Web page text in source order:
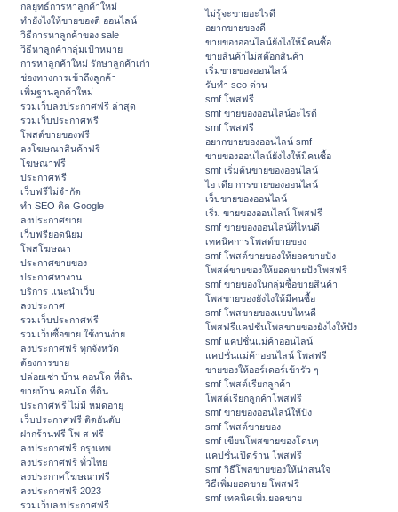
กลยุทธ์การหาลูกค้าใหม่
ทํายังไงให้ขายของดี ออนไลน์
วิธีการหาลูกค้าของ sale
วิธีหาลูกค้ากลุ่มเป้าหมาย
การหาลูกค้าใหม่ รักษาลูกค้าเก่า
ช่องทางการเข้าถึงลูกค้า
เพิ่มฐานลูกค้าใหม่
รวมเว็บลงประกาศฟรี ล่าสุด
รวมเว็บประกาศฟรี
โพสต์ขายของฟรี
ลงโฆษณาสินค้าฟรี
โฆษณาฟรี
ประกาศฟรี
เว็บฟรีไม่จำกัด
ทำ SEO ติด Google
ลงประกาศขาย
เว็บฟรียอดนิยม
โพสโฆษณา
ประกาศขายของ
ประกาศหางาน
บริการ แนะนำเว็บ
ลงประกาศ
รวมเว็บประกาศฟรี
รวมเว็บซื้อขาย ใช้งานง่าย
ลงประกาศฟรี ทุกจังหวัด
ต้องการขาย
ปล่อยเช่า บ้าน คอนโด ที่ดิน
ขายบ้าน คอนโด ที่ดิน
ประกาศฟรี ไม่มี หมดอายุ
เว็บประกาศฟรี ติดอันดับ
ฝากร้านฟรี โพ ส ฟรี
ลงประกาศฟรี กรุงเทพ
ลงประกาศฟรี ทั่วไทย
ลงประกาศโฆษณาฟรี
ลงประกาศฟรี 2023
รวมเว็บลงประกาศฟรี
ไม่รู้จะขายอะไรดี
อยากขายของดี
ขายของออนไลน์ยังไงให้มีคนซื้อ
ขายสินค้าไม่สต๊อกสินค้า
เริ่มขายของออนไลน์
รับทำ seo ด่วน
smf โพสฟรี
smf ขายของออนไลน์อะไรดี
smf โพสฟรี
อยากขายของออนไลน์ smf
ขายของออนไลน์ยังไงให้มีคนซื้อ
smf เริ่มต้นขายของออนไลน์
ไอ เดีย การขายของออนไลน์
เว็บขายของออนไลน์
เริ่ม ขายของออนไลน์ โพสฟรี
smf ขายของออนไลน์ที่ไหนดี
เทคนิคการโพสต์ขายของ
smf โพสต์ขายของให้ยอดขายปัง
โพสต์ขายของให้ยอดขายปังโพสฟรี
smf ขายของในกลุ่มซื้อขายสินค้า
โพสขายของยังไงให้มีคนซื้อ
smf โพสขายของแบบไหนดี
โพสฟรีแคปชั่นโพสขายของยังไงให้ปัง
smf แคปชั่นแม่ค้าออนไลน์
แคปชั่นแม่ค้าออนไลน์ โพสฟรี
ขายของให้ออร์เดอร์เข้ารัว ๆ
smf โพสต์เรียกลูกค้า
โพสต์เรียกลูกค้าโพสฟรี
smf ขายของออนไลน์ให้ปัง
smf โพสต์ขายของ
smf เขียนโพสขายของโดนๆ
แคปชั่นเปิดร้าน โพสฟรี
smf วิธีโพสขายของให้น่าสนใจ
วิธีเพิ่มยอดขาย โพสฟรี
smf เทคนิคเพิ่มยอดขาย